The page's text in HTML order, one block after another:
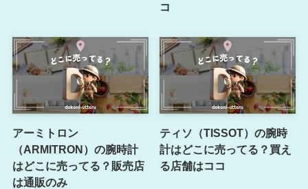
コ
アーミトロン
（ARMITRON）の腕時計
はどこに売ってる？販売店
は通販のみ
ティソ（TISSOT）の腕時
計はどこに売ってる？買え
る店舗はココ